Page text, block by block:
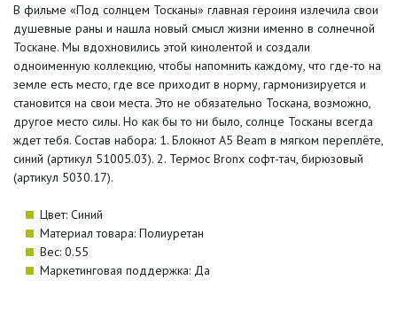
В фильме «Под солнцем Тосканы» главная героиня излечила свои
душевные раны и нашла новый смысл жизни именно в солнечной
Тоскане. Мы вдохновились этой кинолентой и создали
одноименную коллекцию, чтобы напомнить каждому, что где-то на
земле есть место, где все приходит в норму, гармонизируется и
становится на свои места. Это не обязательно Тоскана, возможно,
другое место силы. Но как бы то ни было, солнце Тосканы всегда
ждет тебя. Состав набора: 1. Блокнот A5 Beam в мягком переплёте,
синий (артикул 51005.03). 2. Термос Bronx софт-тач, бирюзовый
(артикул 5030.17).
Цвет: Синий
Материал товара: Полиуретан
Вес: 0.55
Маркетинговая поддержка: Да